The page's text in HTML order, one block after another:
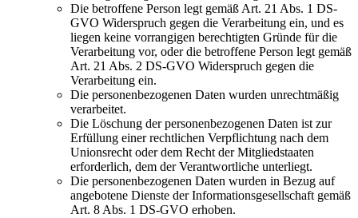
Die betroffene Person legt gemäß Art. 21 Abs. 1 DS-
GVO Widerspruch gegen die Verarbeitung ein, und es
liegen keine vorrangigen berechtigten Gründe für die
Verarbeitung vor, oder die betroffene Person legt gemäß
Art. 21 Abs. 2 DS-GVO Widerspruch gegen die
Verarbeitung ein.
Die personenbezogenen Daten wurden unrechtmäßig
verarbeitet.
Die Löschung der personenbezogenen Daten ist zur
Erfüllung einer rechtlichen Verpflichtung nach dem
Unionsrecht oder dem Recht der Mitgliedstaaten
erforderlich, dem der Verantwortliche unterliegt.
Die personenbezogenen Daten wurden in Bezug auf
angebotene Dienste der Informationsgesellschaft gemäß
Art. 8 Abs. 1 DS-GVO erhoben.